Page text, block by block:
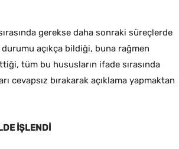
gerekse daha sonraki süreçlerde
açıkça bildiği, buna rağmen
tüm bu hususların ifade sırasında
bırakarak açıklama yapmaktan
İŞLENDİ